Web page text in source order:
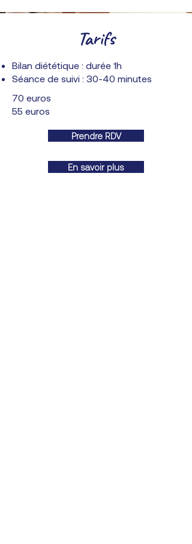
Tarifs
Bilan diététique : durée 1h
Séance de suivi : 30-40 minutes
70 euros
55 euros
Prendre RDV
En savoir plus